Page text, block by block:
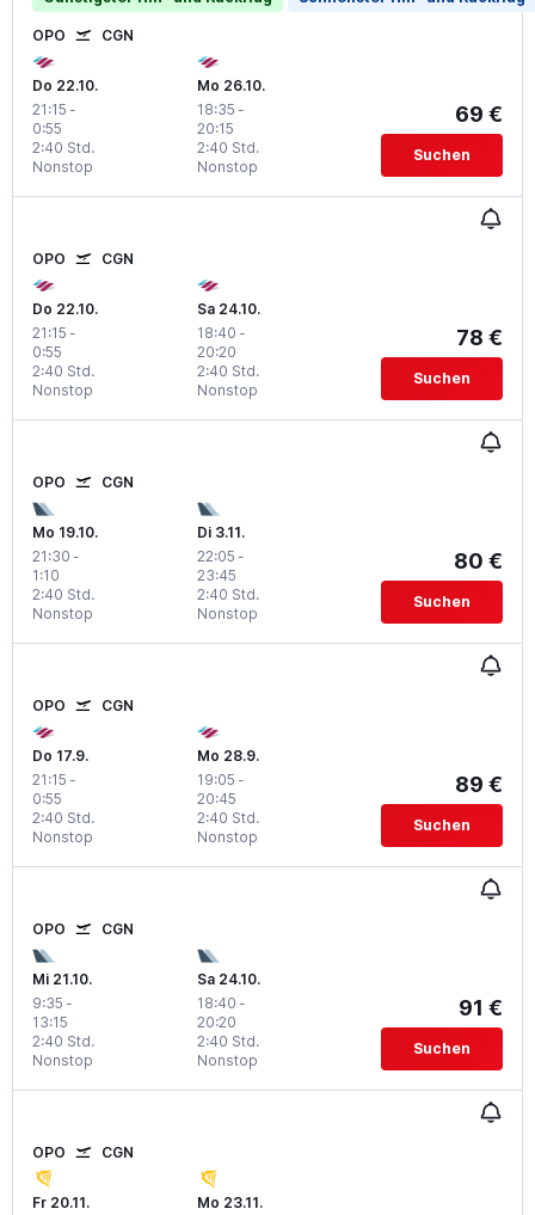
OPO CGN
Do 22.10.
21:15 -
0:55
Nonstop
2:40 Std.
Mo 26.10.
18:35 -
20:15
Nonstop
2:40 Std.
69 €
Suchen
OPO CGN
Do 22.10.
21:15 -
0:55
Nonstop
2:40 Std.
Sa 24.10.
18:40 -
20:20
Nonstop
2:40 Std.
78 €
Suchen
OPO CGN
Mo 19.10.
21:30 -
1:10
Nonstop
2:40 Std.
Di 3.11.
22:05 -
23:45
Nonstop
2:40 Std.
80 €
Suchen
OPO CGN
Do 17.9.
21:15 -
0:55
Nonstop
2:40 Std.
Mo 28.9.
19:05 -
20:45
Nonstop
2:40 Std.
89 €
Suchen
OPO CGN
Mi 21.10.
9:35 -
13:15
Nonstop
2:40 Std.
Sa 24.10.
18:40 -
20:20
Nonstop
2:40 Std.
91 €
Suchen
OPO CGN
Fr 20.11.
Mo 23.11.